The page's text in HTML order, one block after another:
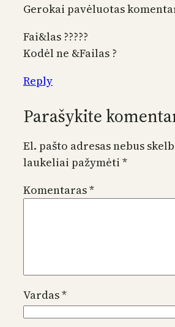
Gerokai pavėluotas
Fai&las ?????
Kodėl ne &Failas ?
Reply
Parašykite
El. pašto adresas nebus
laukeliai pažymėti *
Komentaras*
Vardas*